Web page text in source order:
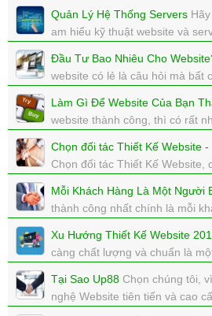
xem: 3277 | cập nhật: 15/01/2018 12:00
Quản Lý Hệ Thống Servers
am hiểu kỹ thuật website và
Đầu Tư Bao Nhiêu Cho
website có lẻ là câu hỏi mà bất
Làm Gì Để Website Của Bạn
website thành công, thì có rất
xem: 5354 | cập nhật: 12/01/2018 15:00
Chọn đối tác Thiết Kế Website -
Chọn đối tác Thiết Kế Website,
xem: 6581 | cập nhật: 12/01/2018 14:59
Mỗi Khách Hàng Là Một Người
thành công nhất chính là mỗi
xem: 9235 | cập nhật: 12/01/2018 14:58
Xu Hướng Thiết Kế Website
càng chất lượng và chuẩn là
xem: 3258 | cập nhật: 10/01/2018 21:29
Tại Sao Up88 Chọn chúng tôi,
nghệ Website tiên tiến và cao